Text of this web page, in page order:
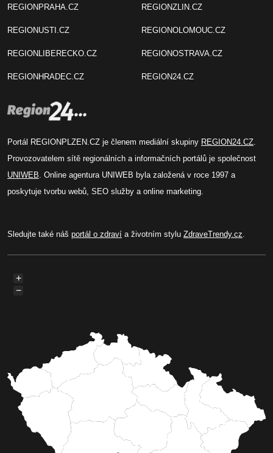
REGIONPRAHA.CZ
REGIONUSTI.CZ
REGIONLIBERECKO.CZ
REGIONHRADEC.CZ
REGIONZLIN.CZ
REGIONOLOMOUC.CZ
REGIONOSTRAVA.CZ
REGION24.CZ
Portál REGIONPLZEN.CZ je členem mediální skupiny REGION24.CZ.
Provozovatelem sítě regionálních a informačních portálů je společnost
UNIWEB. Online agentura UNIWEB byla založená v roce 1997 a
poskytuje tvorbu webů, SEO služby a online marketing.
Sledujte také náš portál o zdraví a životním stylu ZdraveTrendy.cz.
+
−